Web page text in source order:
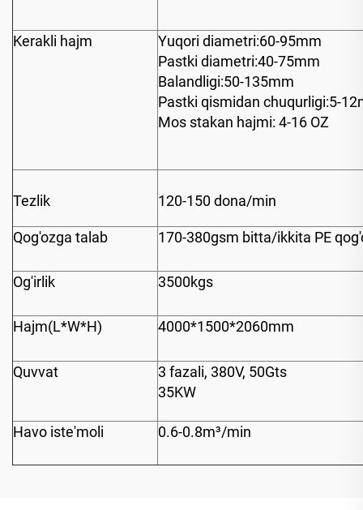
Kerakli hajm
Yuqori diametri:60-95mm
Pastki diametri:40-75mm
Balandligi:50-135mm
Pastki qismidan chuqurligi:5-
Mos stakan hajmi: 4-16 OZ
Tezlik 120-150 dona/min
Qog'ozga talab 170-380gsm bitta/ikkita PE
Og'irlik 3500kgs
Hajm(L*W*H) 4000*1500*2060mm
Quvvat
3 fazali, 380V, 50Gts
35KW
Havo iste'moli 0.6-0.8m³/min